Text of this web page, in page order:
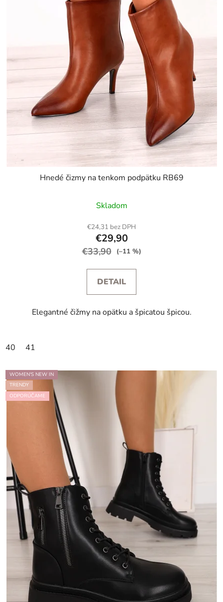
Hnedé čizmy na tenkom podpätku RB69
Skladom
€24,31 bez DPH
€29,90
€33,90 (–11 %)
DETAIL
Elegantné čižmy na opätku a špicatou špicou.
40 41
WOMEN'S NEW IN
TRENDY
ODPORÚČAME